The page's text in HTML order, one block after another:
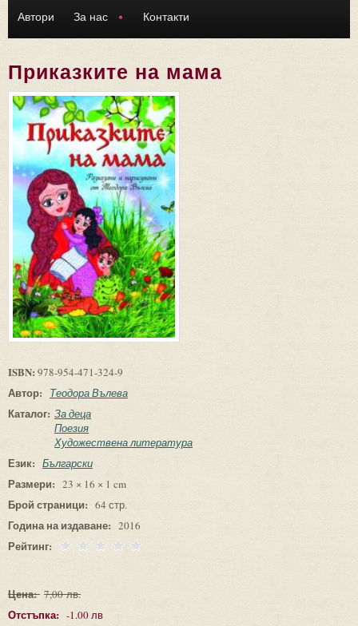
Автори За нас Контакти
Приказките на мама
ISBN: 978-954-471-324-9
Автор: Теодора Вълева
Каталог: За деца
Поезия
Художествена литература
Език: Български
Размери: 23 × 16 × 1 cm
Брой страници: 64 стр.
Година на издаване: 2016
Рейтинг:
Цена: 7,00 лв.
Отстъпка: -1.00 лв